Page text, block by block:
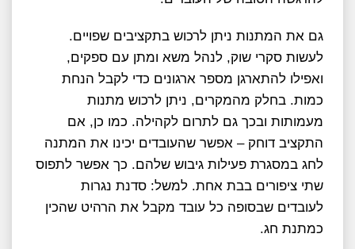
גם את המתנות ניתן לרכוש בתקציבים שפויים.
לעשות סקרי שוק, לנהל משא ומתן עם ספקים,
ואפילו להתארגן מספר ארגונים כדי לקבל הנחת
כמות. בחלק מהמקרים, ניתן לרכוש מתנות
מעמותות ובכך גם לתרום לקהילה. כמו כן, אם
התקציב דוחק – אפשר שהעובדים יכינו את המתנה
לחג במסגרת פעילות גיבוש שלהם. כך אפשר לתפוס
שתי ציפורים בבת אחת. למשל: סדנת נגרות
לעובדים שבסופה כל עובד מקבל את הרהיט שהכין
כמתנת חג.